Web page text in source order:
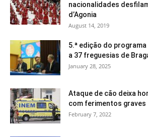
nacionalidades
d’Agonia
August 14, 2019
5.ª edição do programa
a 37 freguesias de
January 28, 2025
Ataque de cão deixa
com ferimentos graves
February 7, 2022